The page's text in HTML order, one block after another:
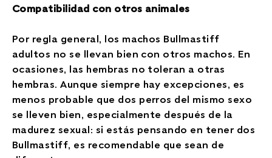
Compatibilidad con otros animales
Por regla general, los machos Bullmastiff
adultos no se llevan bien con otros machos. En
ocasiones, las hembras no toleran a otras
hembras. Aunque siempre hay excepciones, es
menos probable que dos perros del mismo sexo
se lleven bien, especialmente después de la
madurez sexual: si estás pensando en tener dos
Bullmastiff, es recomendable que sean de